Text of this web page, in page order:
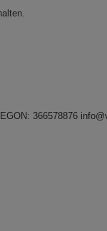
366578876